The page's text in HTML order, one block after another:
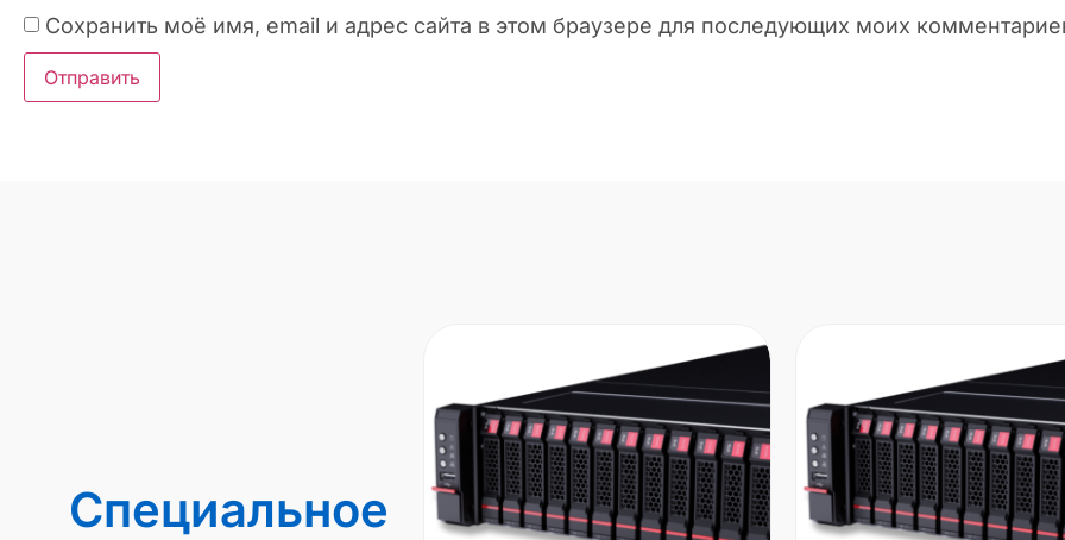
Сохранить моё имя, email и адрес сайта в этом браузере для последующих моих
Специальное